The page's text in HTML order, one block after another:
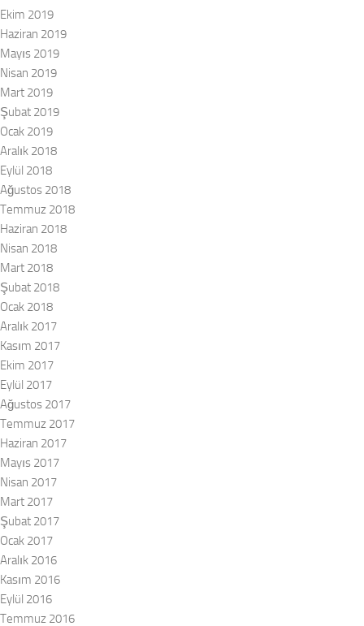
Ekim 2019
Haziran 2019
Mayıs 2019
Nisan 2019
Mart 2019
Şubat 2019
Ocak 2019
Aralık 2018
Eylül 2018
Ağustos 2018
Temmuz 2018
Haziran 2018
Nisan 2018
Mart 2018
Şubat 2018
Ocak 2018
Aralık 2017
Kasım 2017
Ekim 2017
Eylül 2017
Ağustos 2017
Temmuz 2017
Haziran 2017
Mayıs 2017
Nisan 2017
Mart 2017
Şubat 2017
Ocak 2017
Aralık 2016
Kasım 2016
Eylül 2016
Temmuz 2016